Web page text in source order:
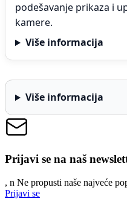
podešavanje prikaza i
kamere.
Više informacija
Više informacija
Prijavi se na naš
, n Ne propusti naše najveće
Prijavi se